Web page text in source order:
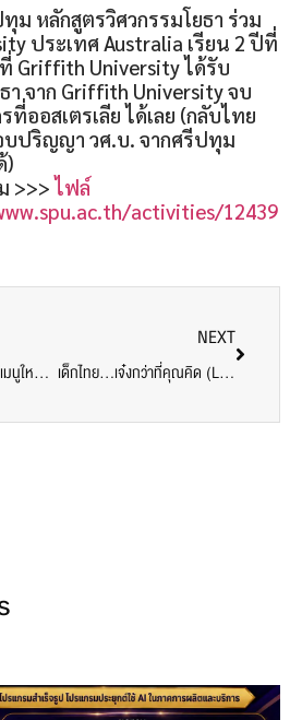
หลักสูตรวิศวกรรมโยธา ร่วม
ประเทศ Australia เรียน 2 ปีที่
Griffith University ได้รับ
จาก Griffith University จบ
ที่ออสเตรเลีย ได้เลย (กลับไทย
บปริญญา วศ.บ. จากศรีปทุม
)
>>>ไฟล์
activities/12439
วิศวฯ ศรีปทุม ปี 60 มีเมนูใหม่ที่น่าสนใจ…ไปดูกันครับ!!
NEXT
เด็กไทย…เจ๋งกว่าที่คุณคิด (Line Tracking Robot WORKSHOP )